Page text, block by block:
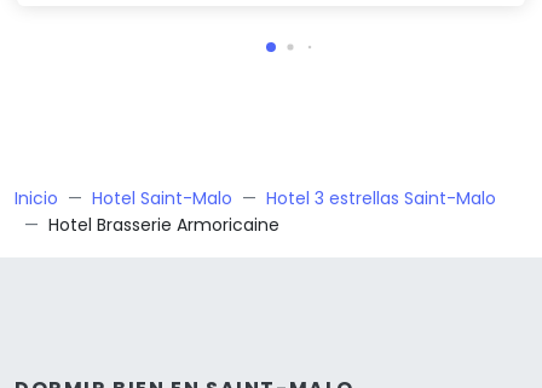
Inicio Hotel Saint-Malo
Hotel 3 estrellas Saint-Malo
Hotel Brasserie Armoricaine